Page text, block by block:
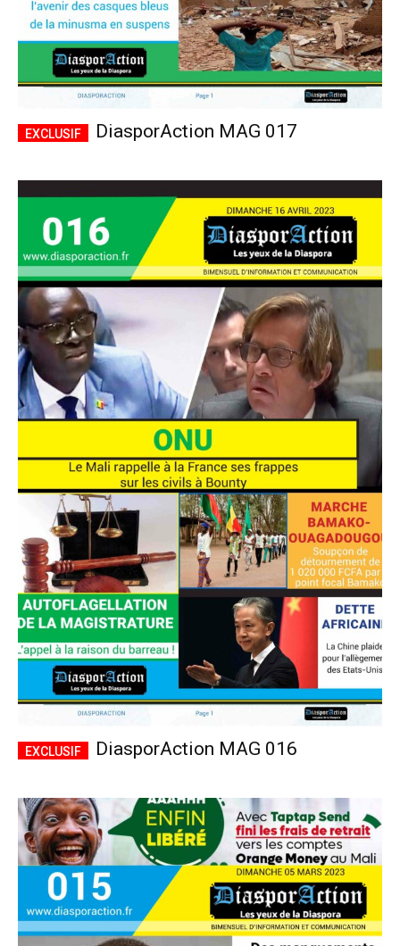
DiasporAction MAG 017
DiasporAction MAG 016